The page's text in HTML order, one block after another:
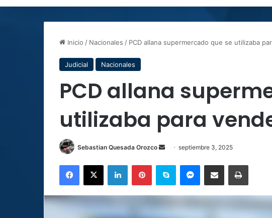
Inicio / Nacionales / PCD allana supermercado que se utilizaba
Judicial Nacionales
PCD allana
utilizaba para
Sebastian Quesada Orozco
Send
email
septiembre 3, 2025
Facebook
X LinkedInPinterestSkype MessengerCompartir por correo electrónicoImprimir